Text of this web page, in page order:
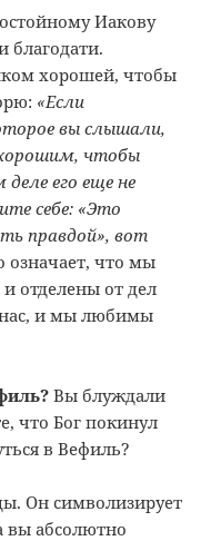
Иакову
благодати.
хорошей, чтобы
«Если
вы слышали,
чтобы
его еще не
себе: «Это
правдой», вот
означает, что мы
отделены от дел
нас, и мы любимы
Вы блуждали
что Бог покинул
в Вефиль?
Он символизирует
вы абсолютно